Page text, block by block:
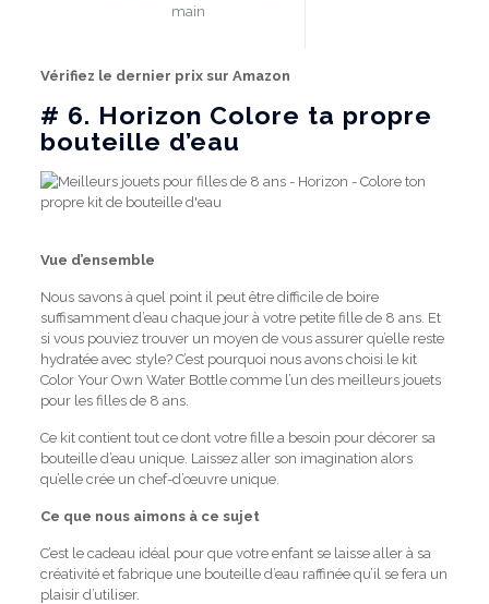
main
Vérifiez le dernier prix sur Amazon
# 6. Horizon Colore ta propre
bouteille d’eau
Vue d’ensemble
Nous savons à quel point il peut être difficile de boire
suffisamment d’eau chaque jour à votre petite fille de 8 ans. Et
si vous pouviez trouver un moyen de vous assurer qu’elle reste
hydratée avec style? C’est pourquoi nous avons choisi le kit
Color Your Own Water Bottle comme l’un des meilleurs jouets
pour les filles de 8 ans.
Ce kit contient tout ce dont votre fille a besoin pour décorer sa
bouteille d’eau unique. Laissez aller son imagination alors
qu’elle crée un chef-d’œuvre unique.
Ce que nous aimons à ce sujet
C’est le cadeau idéal pour que votre enfant se laisse aller à sa
créativité et fabrique une bouteille d’eau raffinée qu’il se fera un
plaisir d’utiliser.